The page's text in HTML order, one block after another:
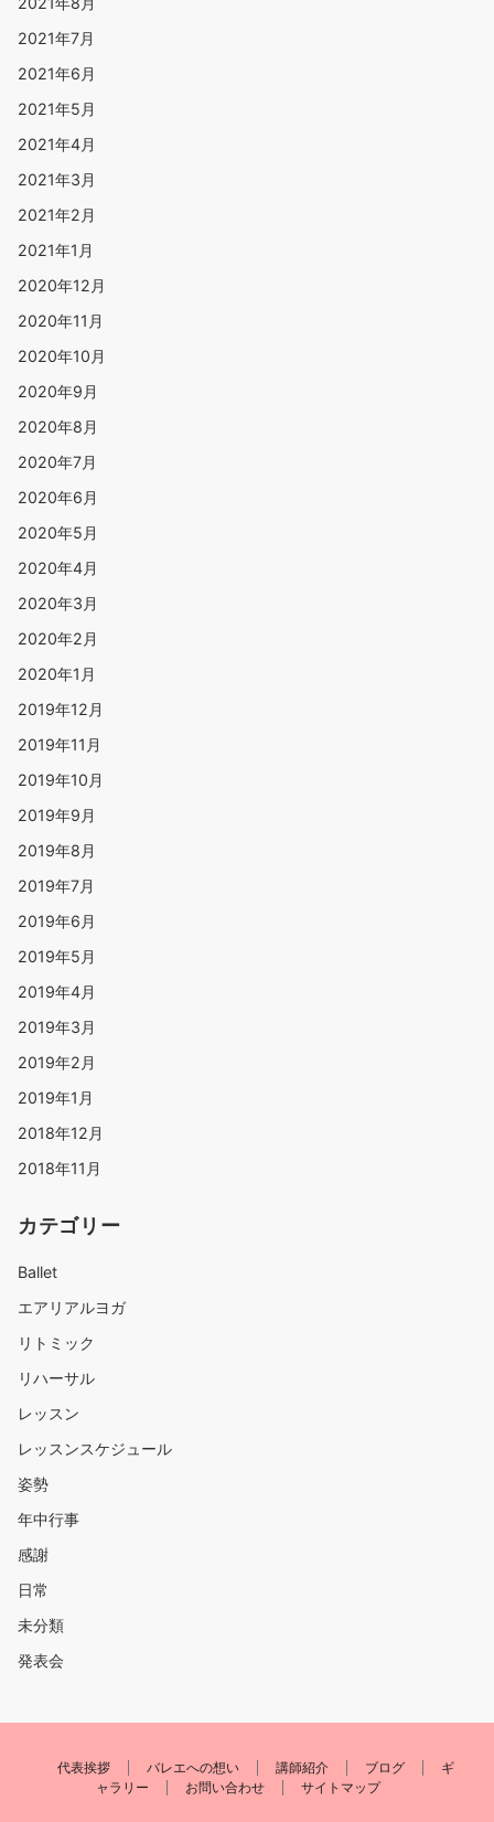
2021年7月
2021年6月
2021年5月
2021年4月
2021年3月
2021年2月
2021年1月
2020年12月
2020年11月
2020年10月
2020年9月
2020年8月
2020年7月
2020年6月
2020年5月
2020年4月
2020年3月
2020年2月
2020年1月
2019年12月
2019年11月
2019年10月
2019年9月
2019年8月
2019年7月
2019年6月
2019年5月
2019年4月
2019年3月
2019年2月
2019年1月
2018年12月
2018年11月
カテゴリー
Ballet
エアリアルヨガ
リトミック
リハーサル
レッスン
レッスンスケジュール
姿勢
年中行事
感謝
日常
未分類
発表会
代表挨拶 バレエへの想い 講師紹介 ブログ
ギ
ャラリー
お問い合わせ サイトマップ